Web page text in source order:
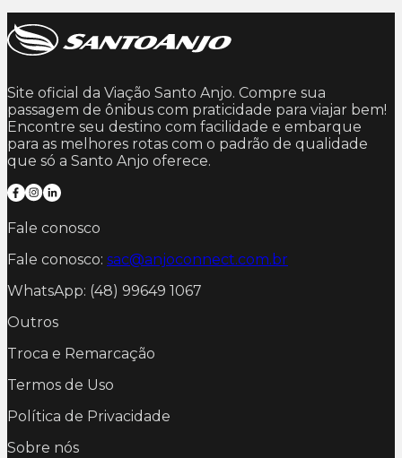
Site oficial da Viação Santo Anjo. Compre sua
passagem de ônibus com praticidade para viajar bem!
Encontre seu destino com facilidade e embarque
para as melhores rotas com o padrão de qualidade
que só a Santo Anjo oferece.
Fale conosco
Fale conosco: sac@anjoconnect.com.br
WhatsApp: (48) 99649 1067
Outros
Troca e Remarcação
Termos de Uso
Política de Privacidade
Sobre nós